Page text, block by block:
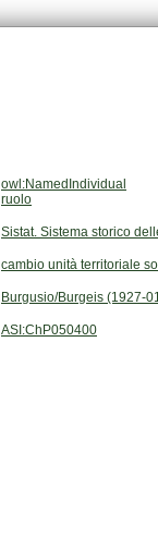
owl:NamedIndividual
ruolo
Sistat. Sistema storico
cambio unità territoriale
Burgusio/Burgeis (1927-
ASI:ChP050400